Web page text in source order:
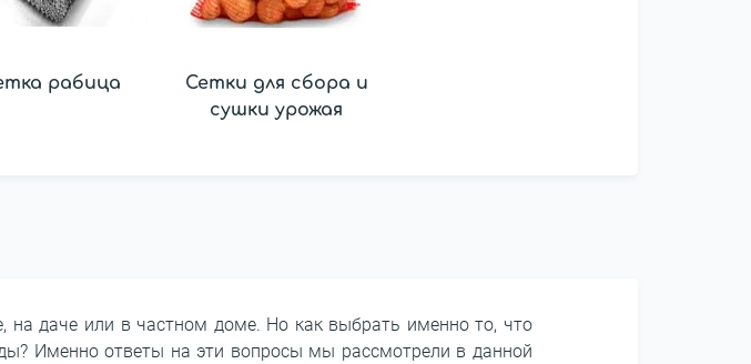
рабица
Сетки для сбора и
сушки урожая
на даче или в частном доме. Но как выбрать именно то, что
Именно ответы на эти вопросы мы рассмотрели в данной